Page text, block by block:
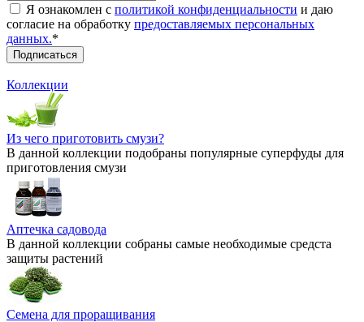
Я ознакомлен с политикой конфиденциальности и даю
согласие на обработку предоставляемых персональных
данных.*
Коллекции
Из чего приготовить смузи?
В данной коллекции подобраны популярные суперфуды для
приготовления смузи
Аптечка садовода
В данной коллекции собраны самые необходимые средста
защиты растений
Семена для проращивания